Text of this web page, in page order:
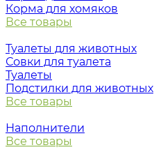
Корма для хомяков
Все товары
Туалеты для животных
Совки для туалета
Туалеты
Подстилки для животных
Все товары
Наполнители
Все товары